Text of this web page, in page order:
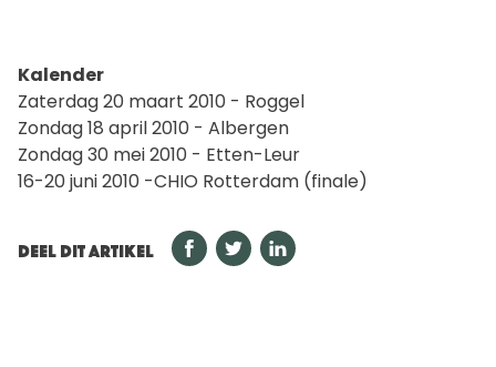
Kalender
Zaterdag 20 maart 2010 - Roggel
Zondag 18 april 2010 - Albergen
Zondag 30 mei 2010 - Etten-Leur
16-20 juni 2010 -CHIO Rotterdam (finale)
DEEL DIT ARTIKEL